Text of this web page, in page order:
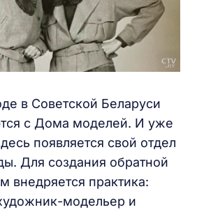
в Советской Беларуси
с Дома моделей. И уже
появляется свой отдел
Для создания обратной
внедряется практика:
модельер и